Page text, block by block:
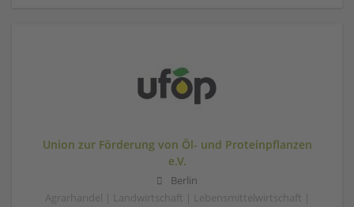
Union zur Förderung von Öl- und Proteinpflanzen
e.V.
Berlin
Agrarhandel | Landwirtschaft | Lebensmittelwirtschaft |